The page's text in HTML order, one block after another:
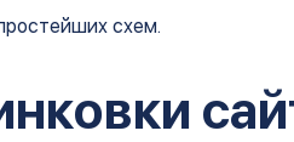
схем.